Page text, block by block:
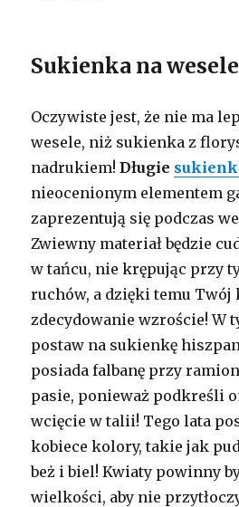
Sukienka na wesele
Oczywiste jest, że nie ma
wesele, niż sukienka z
nadrukiem!Długie
nieocenionym elementem
zaprezentują się podczas
Zwiewny materiał będzie
w tańcu, nie krępując przy
ruchów, a dzięki temu
zdecydowanie wzroście! W
postaw na sukienkę
posiada falbanę przy
pasie, ponieważ podkreśli
wcięcie w talii! Tego lata
kobiece kolory, takie jak
beż i biel! Kwiaty powinny
wielkości, aby nie